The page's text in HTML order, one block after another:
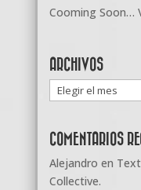
Cooming Soon…
ARCHIVOS
Archivos
COMENTARIOS
Alejandro en
Collective.